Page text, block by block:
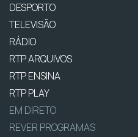
DESPORTO
TELEVISÃO
RÁDIO
RTP ARQUIVOS
RTP ENSINA
RTP PLAY
EM DIRETO
REVER PROGRAMAS